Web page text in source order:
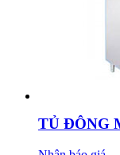
TỦ ĐÔNG